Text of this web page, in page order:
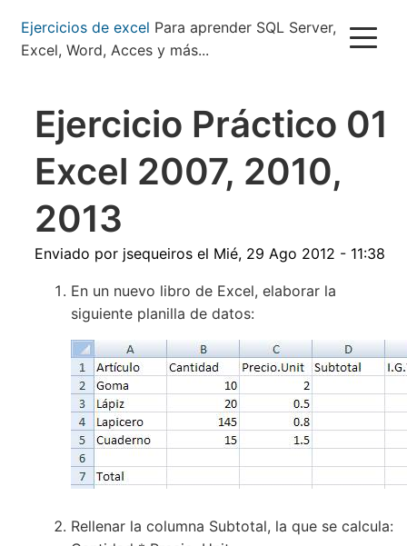
Pasar
contenido
Ejercicios de excel Para aprender SQL Server,
Excel, Word, Acces y más...
Ejercicio Práctico 01
Excel 2007, 2010,
2013
Enviado por jsequeiros el Mié, 29 Ago 2012 - 11:38
En un nuevo libro de Excel, elaborar la
siguiente planilla de datos:
Rellenar la columna Subtotal, la que se calcula: